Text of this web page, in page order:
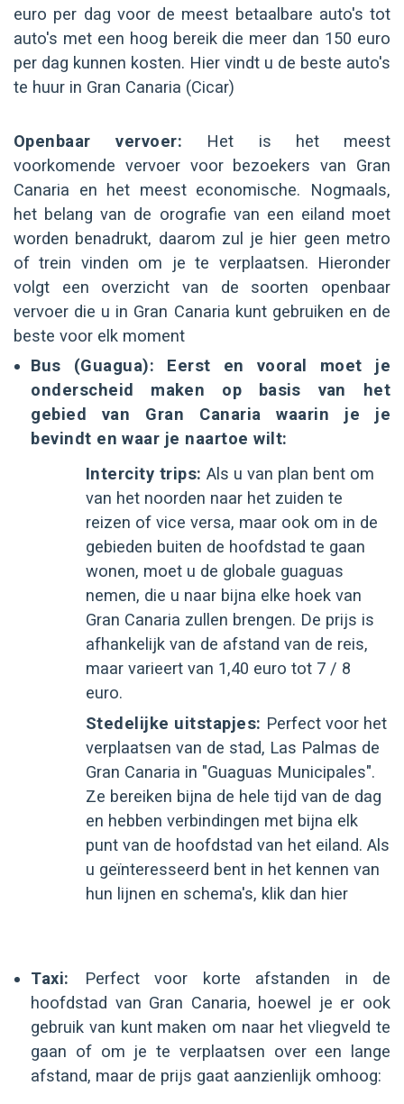
euro per dag voor de meest betaalbare auto's tot
auto's met een hoog bereik die meer dan 150 euro
per dag kunnen kosten. Hier vindt u de beste auto's
te huur in Gran Canaria (Cicar)
Openbaar vervoer: Het is het meest
voorkomende vervoer voor bezoekers van Gran
Canaria en het meest economische. Nogmaals,
het belang van de orografie van een eiland moet
worden benadrukt, daarom zul je hier geen metro
of trein vinden om je te verplaatsen. Hieronder
volgt een overzicht van de soorten openbaar
vervoer die u in Gran Canaria kunt gebruiken en de
beste voor elk moment
Bus (Guagua): Eerst en vooral moet je
onderscheid maken op basis van het
gebied van Gran Canaria waarin je je
bevindt en waar je naartoe wilt:
Intercity trips:Als u van plan bent om
van het noorden naar het zuiden te
reizen of vice versa, maar ook om in de
gebieden buiten de hoofdstad te gaan
wonen, moet u de globale guaguas
nemen, die u naar bijna elke hoek van
Gran Canaria zullen brengen. De prijs is
afhankelijk van de afstand van de reis,
maar varieert van 1,40 euro tot 7 / 8
euro.
Stedelijke uitstapjes: Perfect voor het
verplaatsen van de stad, Las Palmas de
Gran Canaria in "Guaguas Municipales".
Ze bereiken bijna de hele tijd van de dag
en hebben verbindingen met bijna elk
punt van de hoofdstad van het eiland. Als
u geïnteresseerd bent in het kennen van
hun lijnen en schema's, klik dan hier
Taxi:
Perfect voor korte afstanden in de
hoofdstad van Gran Canaria, hoewel je er ook
gebruik van kunt maken om naar het vliegveld te
gaan of om je te verplaatsen over een lange
afstand, maar de prijs gaat aanzienlijk omhoog: